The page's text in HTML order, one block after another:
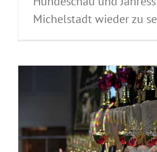
Michelstadt wieder zu